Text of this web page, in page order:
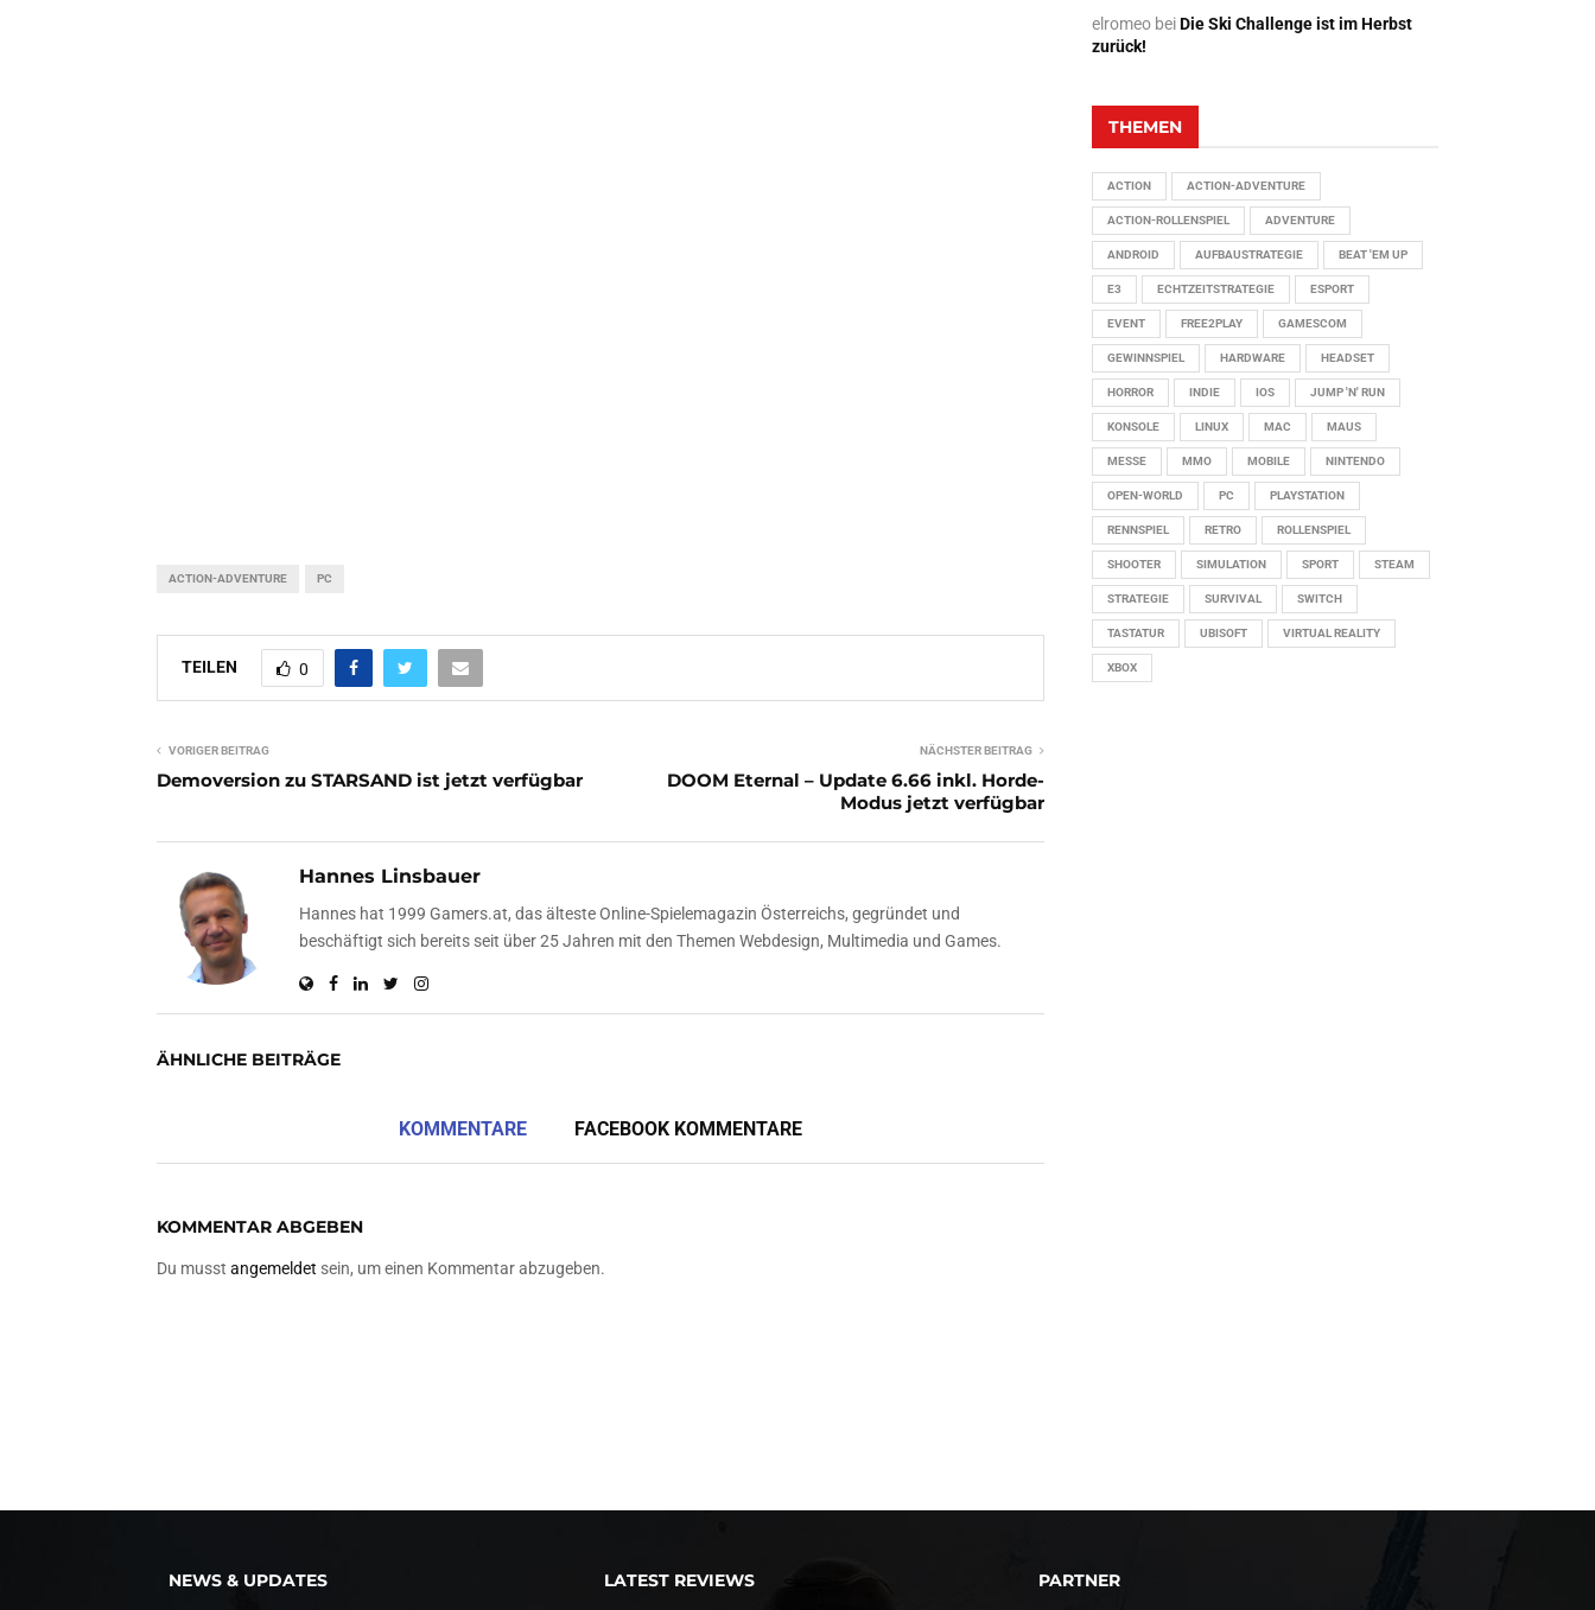
ACTION-ADVENTURE PC
TEILEN 0
VORIGER BEITRAG
Demoversion zu STARSAND ist jetzt verfügbar
NÄCHSTER BEITRAG
DOOM Eternal – Update 6.66 inkl. Horde-
Modus jetzt verfügbar
Hannes Linsbauer
Hannes hat 1999 Gamers.at, das älteste Online-Spielemagazin Österreichs, gegründet und
beschäftigt sich bereits seit über 25 Jahren mit den Themen Webdesign, Multimedia und Games.
ÄHNLICHE BEITRÄGE
KOMMENTARE FACEBOOK KOMMENTARE
KOMMENTAR ABGEBEN
Du musst angemeldet sein, um einen Kommentar abzugeben.
elromeo beiDie Ski Challenge ist im Herbst
zurück!
THEMEN
ACTION ACTION-ADVENTURE
ACTION-ROLLENSPIEL ADVENTURE
ANDROID AUFBAUSTRATEGIE BEAT 'EM UP
E3 ECHTZEITSTRATEGIE ESPORT
EVENT FREE2PLAY GAMESCOM
GEWINNSPIEL HARDWARE HEADSET
HORROR INDIE IOS JUMP 'N' RUN
KONSOLE LINUX MAC MAUS
MESSE MMO MOBILE NINTENDO
OPEN-WORLD PC PLAYSTATION
RENNSPIEL RETRO ROLLENSPIEL
SHOOTER SIMULATION SPORT STEAM
STRATEGIE SURVIVAL SWITCH
TASTATUR UBISOFT VIRTUAL REALITY
XBOX
NEWS & UPDATES LATEST REVIEWS PARTNER